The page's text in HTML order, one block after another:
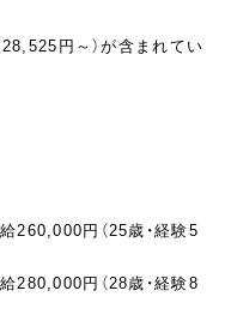
、
技術も磨ける環境です。
極的に参加していただけ
何か作ろう」
るから行ってみよう」
らないお菓子作りが可
が生まれるかもしれま
円～）が含まれてい
260,000円（25歳・経験5
280,000円（28歳・経験8